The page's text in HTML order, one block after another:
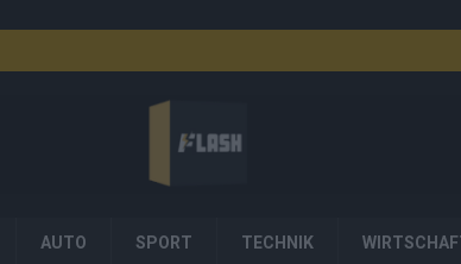
AUTO SPORT TECHNIK